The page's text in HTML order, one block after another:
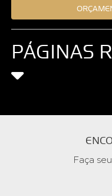
PÁGINAS
Faça